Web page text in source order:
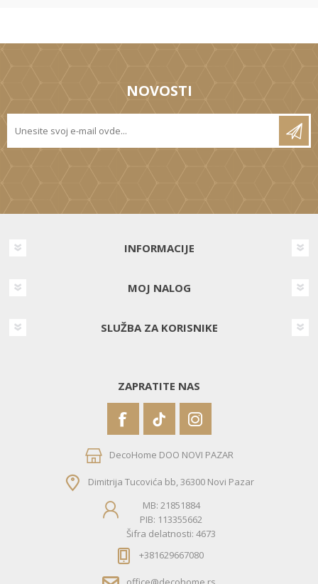
NOVOSTI
INFORMACIJE
MOJ NALOG
SLUŽBA ZA KORISNIKE
ZAPRATITE NAS
DecoHome DOO NOVI PAZAR
Dimitrija Tucovića bb, 36300 Novi Pazar
MB: 21851884
PIB: 113355662
Šifra delatnosti: 4673
+381629667080